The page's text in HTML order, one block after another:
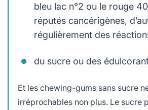
bleu lac n°2 ou le rouge
réputés cancérigènes,
régulièrement des
du sucre ou des
Et les chewing-gums sans sucre
irréprochables non plus. Le sucre